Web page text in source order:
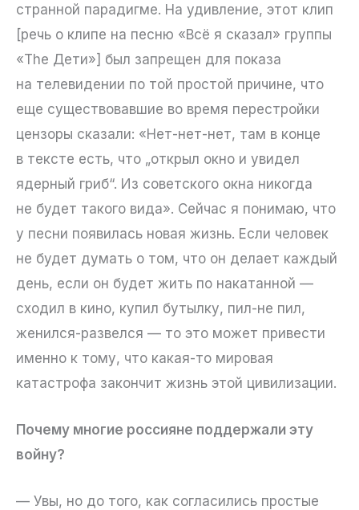
странной парадигме. На удивление, этот клип
[речь о клипе на песню «Всё я сказал» группы
«The Дети»] был запрещен для показа
на телевидении по той простой причине, что
еще существовавшие во время перестройки
цензоры сказали: «Нет-нет-нет, там в конце
в тексте есть, что „открыл окно и увидел
ядерный гриб“. Из советского окна никогда
не будет такого вида». Сейчас я понимаю, что
у песни появилась новая жизнь. Если человек
не будет думать о том, что он делает каждый
день, если он будет жить по накатанной —
сходил в кино, купил бутылку, пил-не пил,
женился-развелся — то это может привести
именно к тому, что какая-то мировая
катастрофа закончит жизнь этой цивилизации.
Почему многие россияне поддержали эту
войну?
— Увы, но до того, как согласились простые